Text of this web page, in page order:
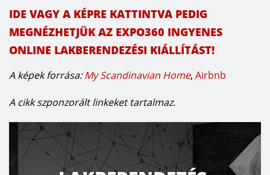
IDE VAGY A KÉPRE KATTINTVA PEDIG
MEGNÉZHETJÜK AZ EXPO360 INGYENES
ONLINE LAKBERENDEZÉSI KIÁLLÍTÁST!
A képek forrása:My Scandinavian Home, Airbnb
A cikk szponzorált linkeket tartalmaz.